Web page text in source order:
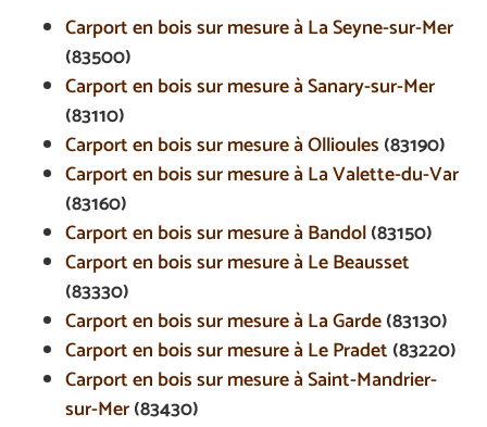
Carport en bois sur mesure à La Seyne-sur-Mer
(83500)
Carport en bois sur mesure à Sanary-sur-Mer
(83110)
Carport en bois sur mesure à Ollioules (83190)
Carport en bois sur mesure à La Valette-du-Var
(83160)
Carport en bois sur mesure à Bandol(83150)
Carport en bois sur mesure à Le Beausset
(83330)
Carport en bois sur mesure à La Garde(83130)
Carport en bois sur mesure à Le Pradet (83220)
Carport en bois sur mesure à Saint-Mandrier-
sur-Mer(83430)